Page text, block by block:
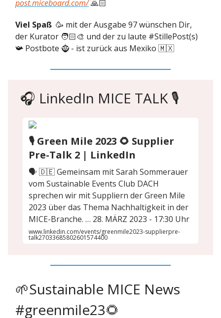
post.miceboard.com/🙏🏻
Viel Spaß 🥳 mit der Ausgabe 97 wünschen Dir,
der Kurator 🧑🏻‍🎨 und der zu laute #StillePost(s)
📯 Postbote 🧌 - ist zurück aus Mexiko 🇲🇽
🎧 LinkedIn MICE TALK 🎙️
🎙️ Green Mile 2023 🌻 Supplier
Pre-Talk 2 | LinkedIn
🗣️ 🇩🇪 Gemeinsam mit Sarah Sommerauer
vom Sustainable Events Club DACH
sprechen wir mit Suppliern der Green Mile
2023 über das Thema Nachhaltigkeit in der
MICE-Branche. … 28. MÄRZ 2023 - 17:30 Uhr
www.linkedin.com/events/greenmile2023-supplierpre-
talk27033685802601574400
🌱Sustainable MICE News
#greenmile23🌻